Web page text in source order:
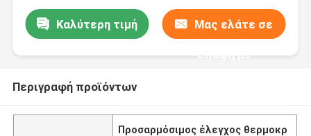
Καλύτερη τιμή Μας ελάτε σε
επαφή με
Περιγραφή προϊόντων
Προσαρμόσιμος έλεγχος θερμοκρ